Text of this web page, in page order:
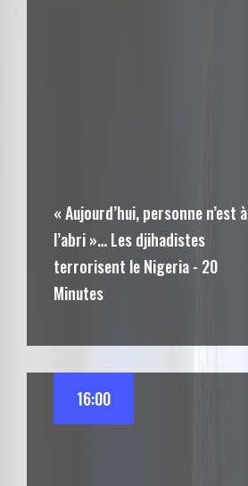
« Aujourd’hui, personne n’est à
l’abri »… Les djihadistes
terrorisent le Nigeria - 20
Minutes
16:00